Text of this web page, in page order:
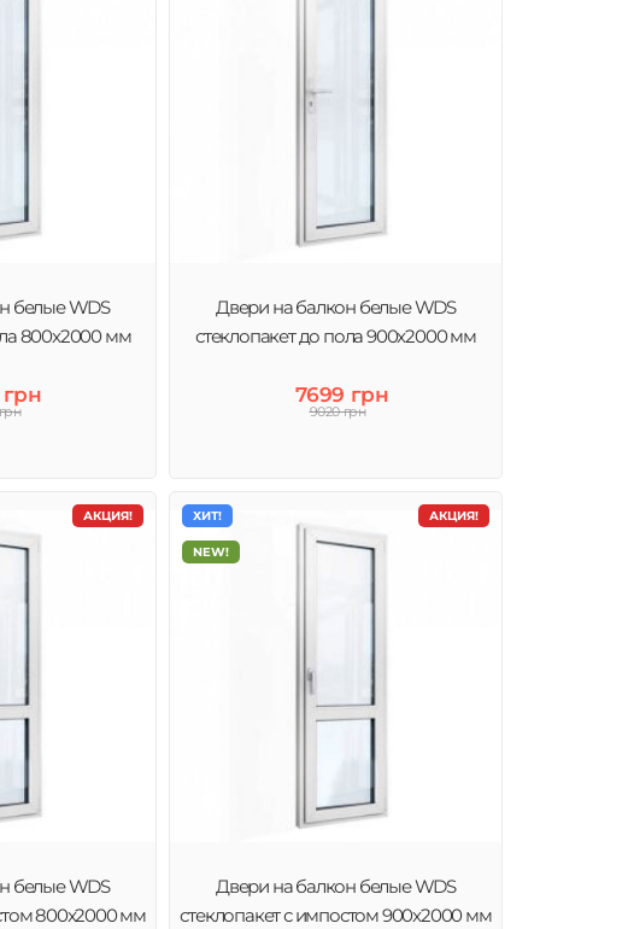
белые WDS
800x2000 мм
грн
Двери на балкон белые WDS
стеклопакет до пола 900x2000 мм
7699 грн
9020 грн
АКЦИЯ!
белые WDS
800x2000 мм
АКЦИЯ!
ХИТ!
NEW!
Двери на балкон белые WDS
стеклопакет с импостом 900x2000 мм